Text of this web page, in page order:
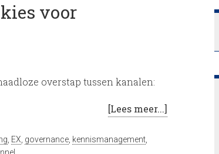
voor
overstap tussen kanalen:
[Lees meer...]
EX governance kennismanagement